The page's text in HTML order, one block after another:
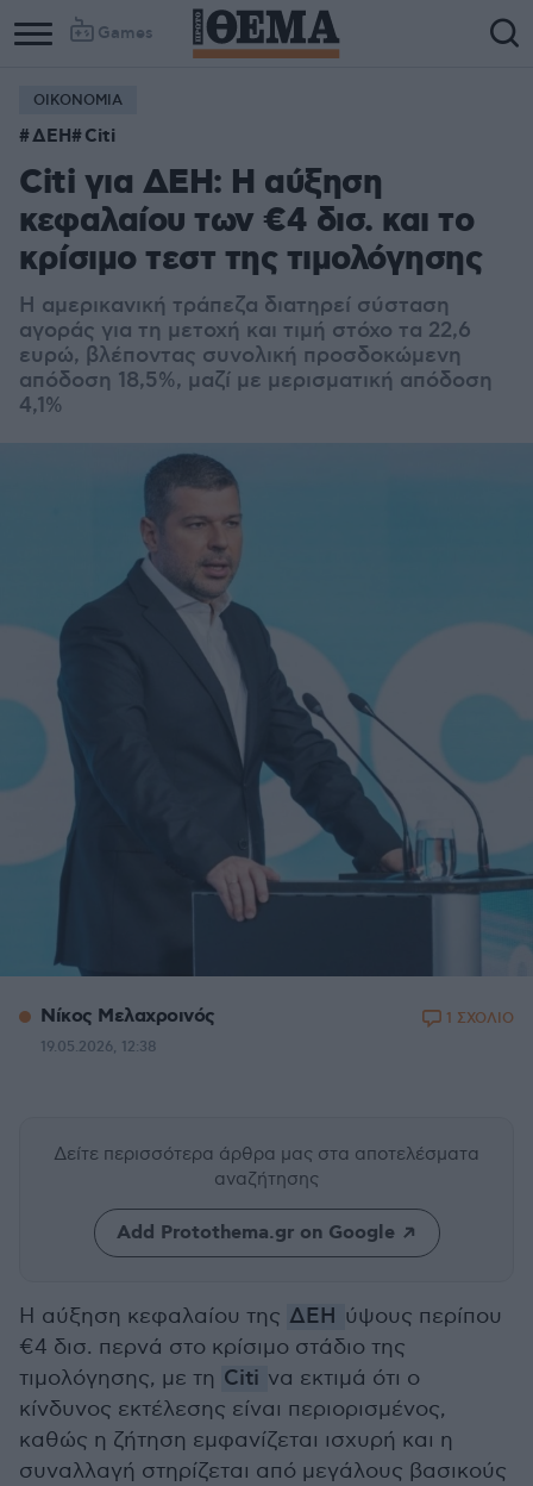
Games
ΟΙΚΟΝΟΜΙΑ
ΔΕΗ Citi
Citi για ΔΕΗ: Η αύξηση
κεφαλαίου των €4 δισ. και το
κρίσιμο τεστ της τιμολόγησης
Η αμερικανική τράπεζα διατηρεί σύσταση
αγοράς για τη μετοχή και τιμή στόχο τα 22,6
ευρώ, βλέποντας συνολική προσδοκώμενη
απόδοση 18,5%, μαζί με μερισματική απόδοση
4,1%
Νίκος Μελαχροινός
19.05.2026, 12:38
1 ΣΧΟΛΙΟ
Δείτε περισσότερα άρθρα μας στα αποτελέσματα
αναζήτησης
Add Protothema.gr on Google
Η αύξηση κεφαλαίου της ΔΕΗ ύψους περίπου
€4 δισ. περνά στο κρίσιμο στάδιο της
τιμολόγησης, με τη Citi να εκτιμά ότι ο
κίνδυνος εκτέλεσης είναι περιορισμένος,
καθώς η ζήτηση εμφανίζεται ισχυρή και η
συναλλαγή στηρίζεται από μεγάλους βασικούς